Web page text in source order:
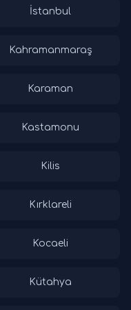
İstanbul
Kahramanmaraş
Karaman
Kastamonu
Kilis
Kırklareli
Kocaeli
Kütahya